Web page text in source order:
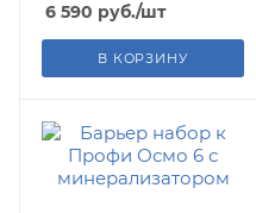
6 590 руб./шт
В КОРЗИНУ